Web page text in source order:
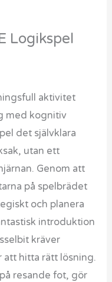
Logikspel
aktivitet
med kognitiv
det självklara
utan ett
Genom att
på spelbrädet
och planera
introduktion
kräver
att hitta rätt lösning.
resande fot, gör